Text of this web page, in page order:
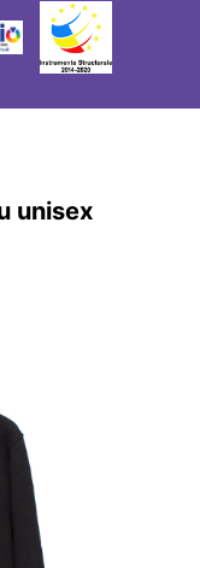
unisex